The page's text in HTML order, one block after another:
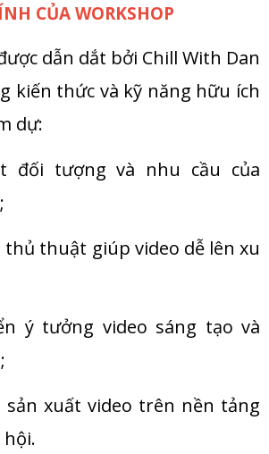
CỦA WORKSHOP
dẫn dắt bởi Chill With Dan
kiến thức và kỹ năng hữu ích
dự:
đối tượng và nhu cầu của
thủ thuật giúp video dễ lên xu
ý tưởng video sáng tạo và
sản xuất video trên nền tảng
hội.